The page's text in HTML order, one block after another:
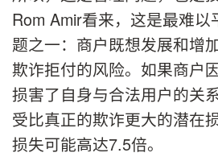
Rom Amir看来，这是最难以
题之一：商户既想发展和增
欺诈拒付的风险。如果商户
损害了自身与合法用户的关
受比真正的欺诈更大的潜在
损失可能高达7.5倍。